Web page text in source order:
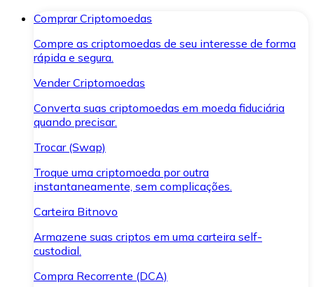
Comprar Criptomoedas
Compre as criptomoedas de seu interesse de forma
rápida e segura.
Vender Criptomoedas
Converta suas criptomoedas em moeda fiduciária
quando precisar.
Trocar (Swap)
Troque uma criptomoeda por outra
instantaneamente, sem complicações.
Carteira Bitnovo
Armazene suas criptos em uma carteira self-
custodial.
Compra Recorrente (DCA)